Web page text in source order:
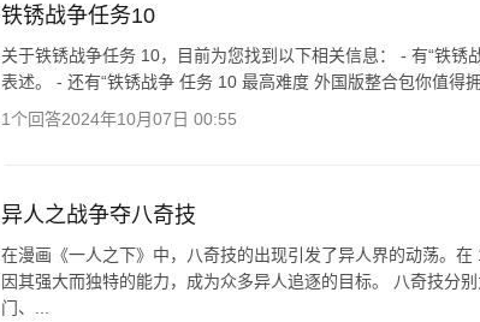
铁锈战争任务10
关于铁锈战争任务 10，目前为您找到以下相关信息： - 有“铁锈
表述。 - 还有“铁锈战争 任务 10 最高难度 外国版整合包你值得
1个回答2024年10月07日 00:55
异人之战争夺八奇技
在漫画《一人之下》中，八奇技的出现引发了异人界的动荡。在
因其强大而独特的能力，成为众多异人追逐的目标。 八奇技分
门、...